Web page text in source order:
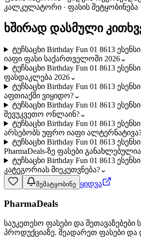
კალკულატორი · ფასის შეტყობინება
ხშირად დასმული
ტუჩსაცხი Birthday Fun 01 8613
იაფი ფასი საქართველოში 2026⌄
ტუჩსაცხი Birthday Fun 01 8613
ფასდაკლება 2026⌄
ტუჩსაცხი Birthday Fun 01 8613
აფთიაქში ვიყიდო?⌄
ტუჩსაცხი Birthday Fun 01 8613
შევუკვეთო ონლაინ?⌄
ტუჩსაცხი Birthday Fun 01 8613
არსებობს უფრო იაფი
ტუჩსაცხი Birthday Fun 01 8613
PharmaDeals-ზე ფასები
ტუჩსაცხი Birthday Fun 01 8613
კატეგორიას მიეკუთვნება?⌄
შემატყობინე ყიდვა
PharmaDeals
საუკეთესო ფასები და შეთავაზებები
პროდუქციაზე. შეადარეთ ფასები და